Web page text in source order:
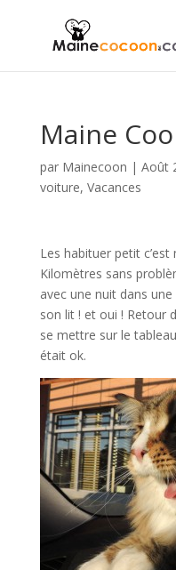
Maine
par Mainecoon | Août
voiture, Vacances
Les habituer petit
Kilomètres sans
avec une nuit dans
son lit ! et oui ! Retour
se mettre sur le
était ok.